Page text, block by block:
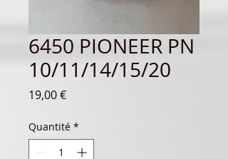
6450 PIONEER PN
10/11/14/15/20
19,00 €Prix
Quantité *